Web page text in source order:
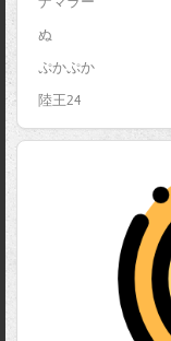
ぬ
ぷかぷか
陸王24